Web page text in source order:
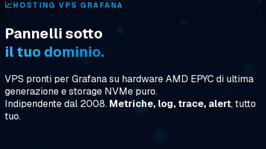
📈HOSTING VPS GRAFANA
Pannelli sotto
il tuo dominio.
VPS pronti per Grafana su hardware AMD EPYC di ultima
generazione e storage NVMe puro.
Indipendente dal 2008. Metriche, log, trace, alert, tutto
tuo.